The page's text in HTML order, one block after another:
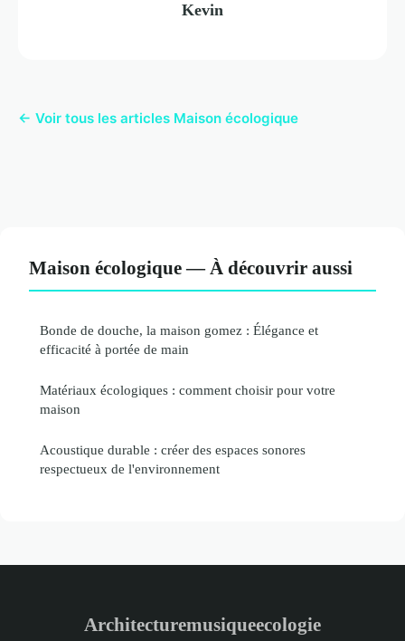
Kevin
← Voir tous les articles Maison écologique
Maison écologique — À découvrir aussi
Bonde de douche, la maison gomez : Élégance et
efficacité à portée de main
Matériaux écologiques : comment choisir pour votre
maison
Acoustique durable : créer des espaces sonores
respectueux de l'environnement
Architecturemusiqueecologie